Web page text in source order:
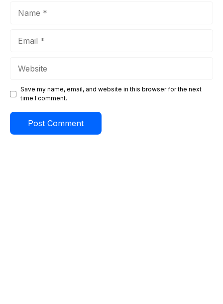
Save my name, email, and website in this browser for the next
time I comment.